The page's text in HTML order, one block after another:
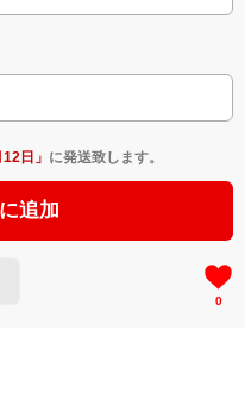
-リリカゼタケル
絵ver.版>
説 +作詞20曲
ジョン-
12日 」 に発送致します。
追加
0